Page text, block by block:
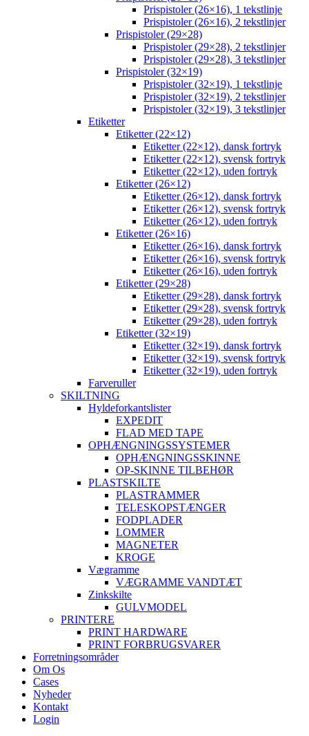
Prispistoler (26×16), 1 tekstlinje
Prispistoler (26×16), 2 tekstlinjer
Prispistoler (29×28)
Prispistoler (29×28), 2 tekstlinjer
Prispistoler (29×28), 3 tekstlinjer
Prispistoler (32×19)
Prispistoler (32×19), 1 tekstlinje
Prispistoler (32×19), 2 tekstlinjer
Prispistoler (32×19), 3 tekstlinjer
Etiketter
Etiketter (22×12)
Etiketter (22×12), dansk fortryk
Etiketter (22×12), svensk fortryk
Etiketter (22×12), uden fortryk
Etiketter (26×12)
Etiketter (26×12), dansk fortryk
Etiketter (26×12), svensk fortryk
Etiketter (26×12), uden fortryk
Etiketter (26×16)
Etiketter (26×16), dansk fortryk
Etiketter (26×16), svensk fortryk
Etiketter (26×16), uden fortryk
Etiketter (29×28)
Etiketter (29×28), dansk fortryk
Etiketter (29×28), svensk fortryk
Etiketter (29×28), uden fortryk
Etiketter (32×19)
Etiketter (32×19), dansk fortryk
Etiketter (32×19), svensk fortryk
Etiketter (32×19), uden fortryk
Farveruller
SKILTNING
Hyldeforkantslister
EXPEDIT
FLAD MED TAPE
OPHÆNGNINGSSYSTEMER
OPHÆNGNINGSSKINNE
OP-SKINNE TILBEHØR
PLASTSKILTE
PLASTRAMMER
TELESKOPSTÆNGER
FODPLADER
LOMMER
MAGNETER
KROGE
Vægramme
VÆGRAMME VANDTÆT
Zinkskilte
GULVMODEL
PRINTERE
PRINT HARDWARE
PRINT FORBRUGSVARER
Forretningsområder
Om Os
Cases
Nyheder
Kontakt
Login